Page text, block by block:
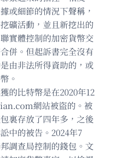
或細節的情況下聲稱，
礦活動，並且新挖出的
實體控制的加密貨幣交
併。但起訴書完全沒有
由非法所得資助的，或
。
的比特幣是在2020年12
網站被盜的。被
裏存放了四年多，之後
中的被告。2024年7
調查局控制的錢包。文